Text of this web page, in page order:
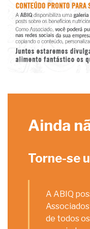
Ainda
Torne-se
A ABIQ
de todos